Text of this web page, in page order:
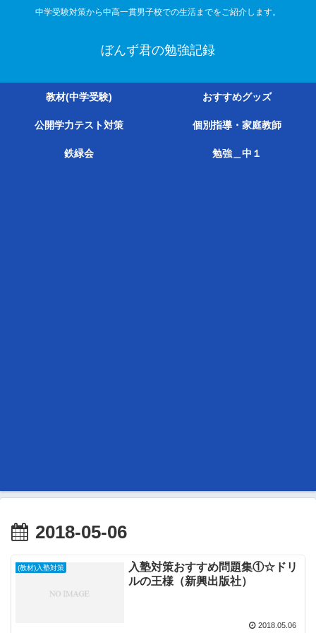
中学受験対策から中高一貫男子校での生活までをご紹介します。
ぼんず君の勉強記録
教材(中学受験) おすすめグッズ
公開学力テスト対策 個別指導・家庭教師
鉄緑会 勉強＿中１
2018-05-06
(教材)入塾対策
入塾対策おすすめ問題集①☆ドリ
ルの王様（新興出版社）
2018.05.06